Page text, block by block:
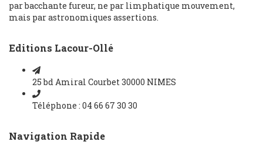
par bacchante fureur, ne par limphatique mouvement,
mais par astronomiques assertions.
Editions Lacour-Ollé
25 bd Amiral Courbet 30000 NIMES
Téléphone : 04 66 67 30 30
Navigation Rapide